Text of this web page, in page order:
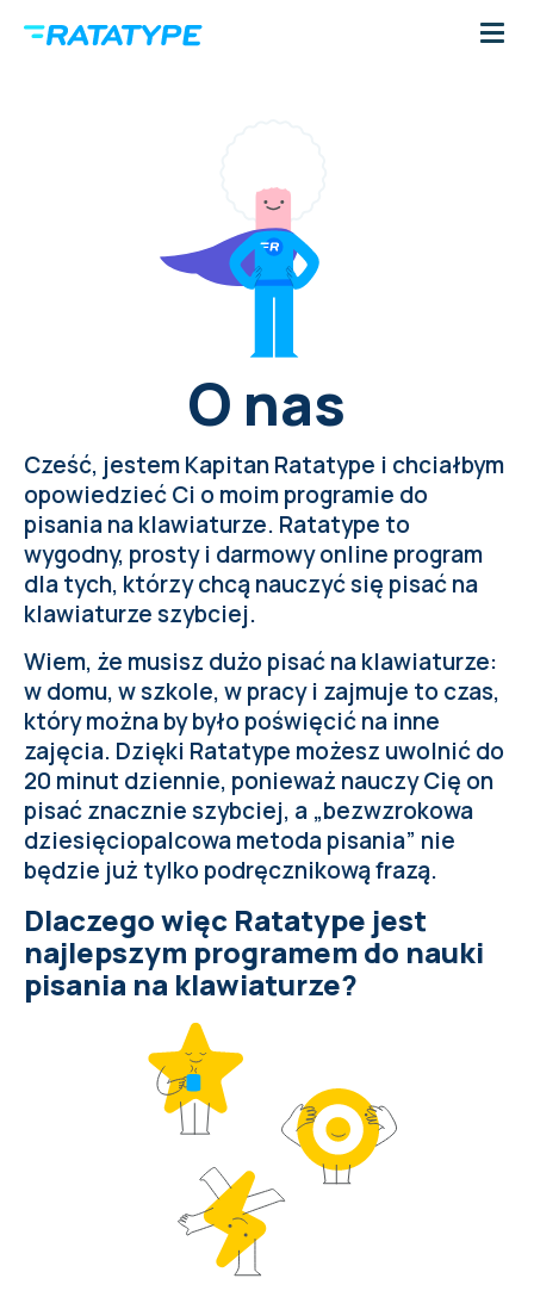
O nas
Cześć, jestem Kapitan Ratatype i chciałbym
opowiedzieć Ci o moim programie do
pisania na klawiaturze. Ratatype to
wygodny, prosty i darmowy online program
dla tych, którzy chcą nauczyć się pisać na
klawiaturze szybciej.
Wiem, że musisz dużo pisać na klawiaturze:
w domu, w szkole, w pracy i zajmuje to czas,
który można by było poświęcić na inne
zajęcia. Dzięki Ratatype możesz uwolnić do
20 minut dziennie, ponieważ nauczy Cię on
pisać znacznie szybciej, a „bezwzrokowa
dziesięciopalcowa metoda pisania” nie
będzie już tylko podręcznikową frazą.
Dlaczego więc Ratatype jest
najlepszym programem do nauki
pisania na klawiaturze?